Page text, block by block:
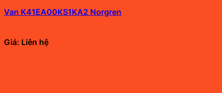
Van K41EA00KS1KA2 Norgren
Giá: Liên hệ